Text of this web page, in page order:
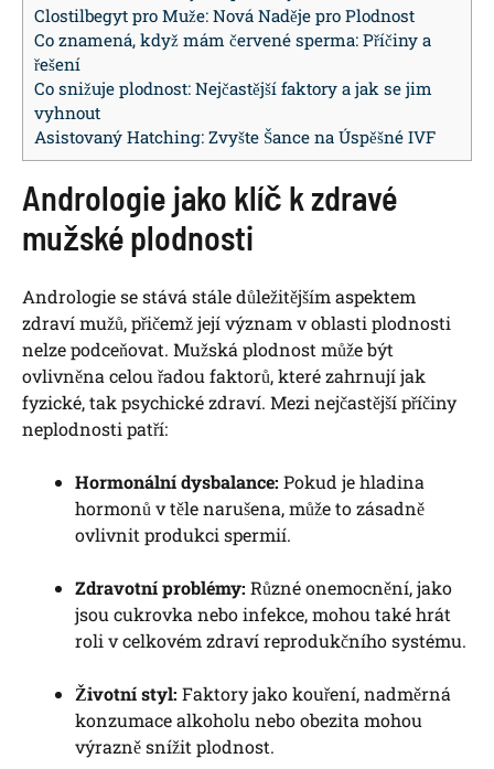
Clostilbegyt pro Muže: Nová Naděje pro Plodnost
Co znamená, když mám červené sperma: Příčiny a
řešení
Co snižuje plodnost: Nejčastější faktory a jak se jim
vyhnout
Asistovaný Hatching: Zvyšte Šance na Úspěšné IVF
Andrologie jako klíč k zdravé
mužské plodnosti
Andrologie se stává stále důležitějším aspektem
zdraví mužů, přičemž její význam v oblasti plodnosti
nelze podceňovat. Mužská plodnost může být
ovlivněna celou řadou faktorů, které zahrnují jak
fyzické, tak psychické zdraví. Mezi nejčastější příčiny
neplodnosti patří:
Hormonální dysbalance: Pokud je hladina
hormonů v těle narušena, může to zásadně
ovlivnit produkci spermií.
Zdravotní problémy: Různé onemocnění, jako
jsou cukrovka nebo infekce, mohou také hrát
roli v celkovém zdraví reprodukčního systému.
Životní styl: Faktory jako kouření, nadměrná
konzumace alkoholu nebo obezita mohou
výrazně snížit plodnost.